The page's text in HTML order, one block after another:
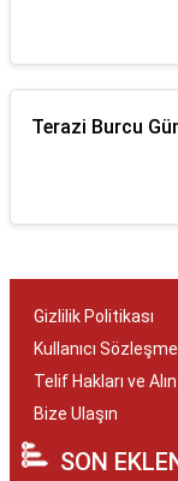
Terazi Burcu
Gizlilik Politikası
Kullanıcı
Telif Hakları ve
Bize Ulaşın
SON